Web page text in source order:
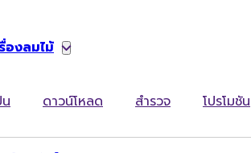
องลมไม้
ดาวน์โหลด สำรวจ โปรโมชัน